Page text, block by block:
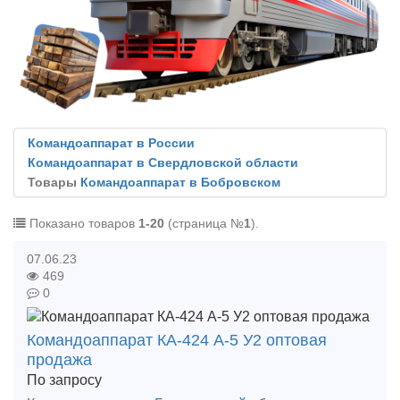
Командоаппарат в России
Командоаппарат в Свердловской области
Товары Командоаппарат в Бобровском
Показано товаров 1-20 (страница №1).
07.06.23
469
0
Командоаппарат КА-424 А-5 У2 оптовая
продажа
По запросу